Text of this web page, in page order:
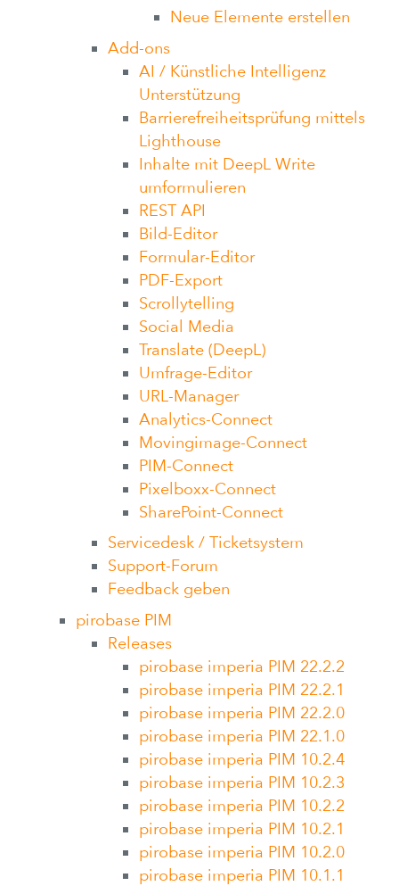
Neue Elemente erstellen
Add-ons
AI / Künstliche Intelligenz
Unterstützung
Barrierefreiheitsprüfung mittels
Lighthouse
Inhalte mit DeepL Write
umformulieren
REST API
Bild-Editor
Formular-Editor
PDF-Export
Scrollytelling
Social Media
Translate (DeepL)
Umfrage-Editor
URL-Manager
Analytics-Connect
Movingimage-Connect
PIM-Connect
Pixelboxx-Connect
SharePoint-Connect
Servicedesk / Ticketsystem
Support-Forum
Feedback geben
pirobase PIM
Releases
pirobase imperia PIM 22.2.2
pirobase imperia PIM 22.2.1
pirobase imperia PIM 22.2.0
pirobase imperia PIM 22.1.0
pirobase imperia PIM 10.2.4
pirobase imperia PIM 10.2.3
pirobase imperia PIM 10.2.2
pirobase imperia PIM 10.2.1
pirobase imperia PIM 10.2.0
pirobase imperia PIM 10.1.1